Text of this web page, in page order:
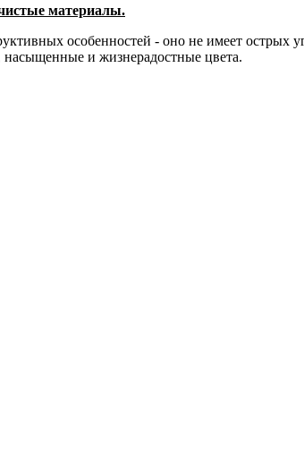
материалы.
особенностей - оно не имеет острых
и жизнерадостные цвета.